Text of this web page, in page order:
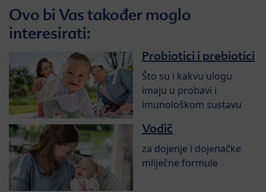
Ovo bi Vas također moglo
interesirati:
Probiotici i prebiotici
Što su i kakvu ulogu
imaju u probavi i
imunološkom sustavu
Vodič
za dojenje i dojenačke
mliječne formule